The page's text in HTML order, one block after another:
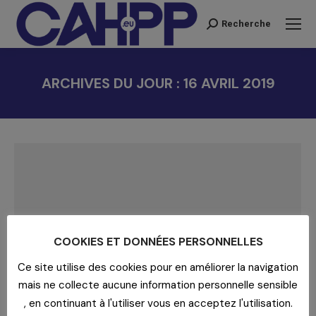
Recherche
Recherche
ARCHIVES DU JOUR : 16 AVRIL 2019
COOKIES ET DONNÉES PERSONNELLES
Ce site utilise des cookies pour en améliorer la navigation
mais ne collecte aucune information personnelle sensible
, en continuant à l'utiliser vous en acceptez l'utilisation.